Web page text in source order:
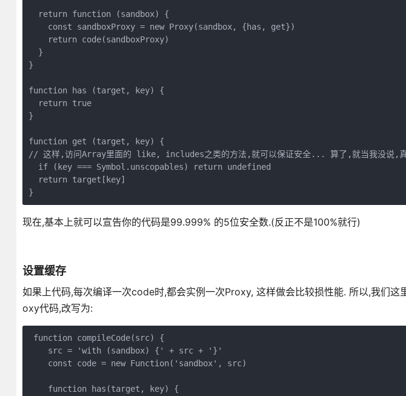
  return function (sandbox) {
    const sandboxProxy = new Proxy(sandbox, {has, get})
    return code(sandboxProxy)
  }
}
function has (target, key) {
  return true
}
function get (target, key) {
// 这样,访问Array里面的 like, includes之类的方法,就可以保证安全... 算了,就当我没说,
  if (key === Symbol.unscopables) return undefined
  return target[key]
}
现在,基本上就可以宣告你的代码是99.999% 的5位安全数.(反正不是100%就行)
设置缓存
如果上代码,每次编译一次code时,都会实例一次Proxy, 这样做会比较损性能. 所以,我们
oxy代码,改写为:
function compileCode(src) {
    src = 'with (sandbox) {' + src + '}'
    const code = new Function('sandbox', src)
    function has(target, key) {